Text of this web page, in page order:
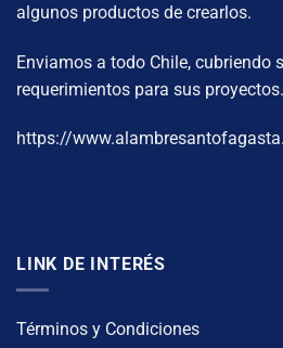
algunos productos de crearlos.
Enviamos a todo Chile, cubriendo
requerimientos para sus proyectos.
https://
LINK DE INTERÉS
Términos y Condiciones